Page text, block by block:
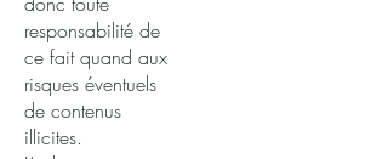
responsabilité de
ce fait quand aux
risques éventuels
de contenus
illicites.